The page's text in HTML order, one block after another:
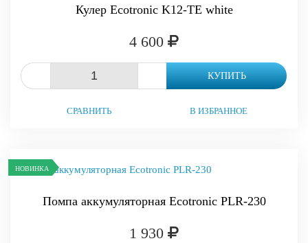
Кулер Ecotronic K12-TE white
4 600
КУПИТЬ
СРАВНИТЬ В ИЗБРАННОЕ
НОВИНКА
Помпа аккумуляторная Ecotronic PLR-230
1 930